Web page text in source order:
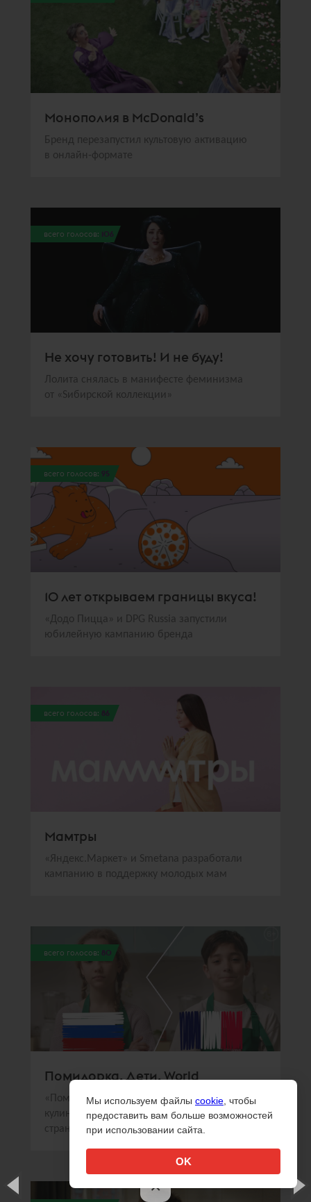
×
Монополия в McDonald’s
Бренд перезапустил культовую активацию
в онлайн-формате
всего голосов: 106
Не хочу готовить! И не буду!
Лолита снялась в манифесте феминизма
от «Sибирской коллекции»
всего голосов: 95
10 лет открываем границы вкуса!
«Додо Пицца» и DPG Russia запустили
юбилейную кампанию бренда
всего голосов: 86
Мамтры
«Яндекс.Маркет» и Smetana разработали
кампанию в поддержку молодых мам
всего голосов: 80
Помидорка. Дети. World
«Помидорка» и Sorry,Guys.Media создали
кулинарное шоу, в котором дети из разных
стран готовили национальные блюда
Мы используем файлы cookie , чтобы
предоставить вам больше возможностей
при использовании сайта.
OK